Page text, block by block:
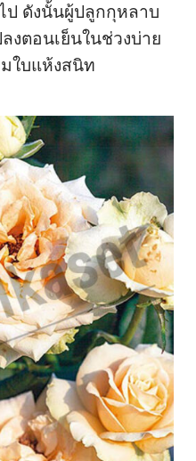
ป ดังนั้นผู้ปลูกกุหลาบ
งตอนเย็นในช่วงบ่าย
ใบแห้งสนิท